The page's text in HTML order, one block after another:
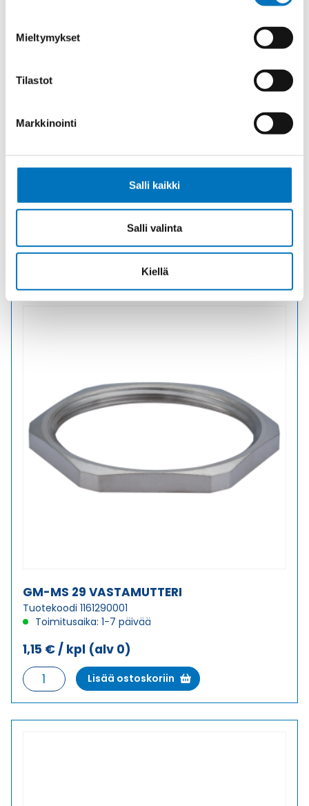
Mieltymykset
Tilastot
Markkinointi
Salli kaikki
Salli valinta
Kiellä
GM-INOX M25X1,5 VASTAMUTTERI
(alv 0)
GM-
VASTAMUTTERI
määrä
Lisää ostoskoriin
GM-MS 29 VASTAMUTTERI
Tuotekoodi 1161290001
Toimitusaika: 1-7 päivää
1,15 € / kpl (alv 0)
GM-
MS
29
Lisää ostoskoriin